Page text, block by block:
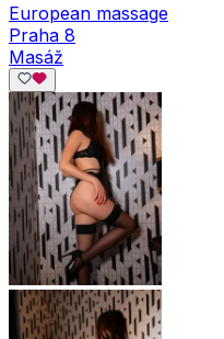
European massage
Praha 8
Masáž